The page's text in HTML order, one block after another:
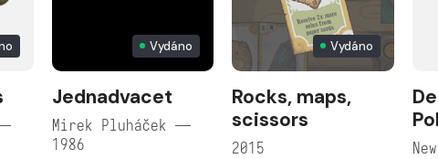
Vydáno
Jednadvacet
Mirek Pluháček —
1986
Vydáno
Rocks, maps,
scissors
2015